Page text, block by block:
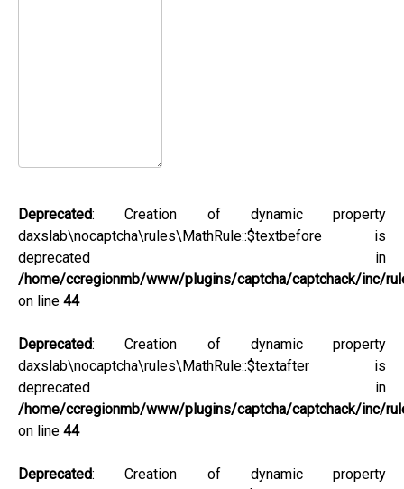
Deprecated: Creation of dynamic property
daxslab\nocaptcha\rules\MathRule::$textbefore is
deprecated in
/home/ccregionmb/www/plugins/captcha/captchack/inc/
on line 44
Deprecated: Creation of dynamic property
daxslab\nocaptcha\rules\MathRule::$textafter is
deprecated in
/home/ccregionmb/www/plugins/captcha/captchack/inc/
on line 44
Deprecated: Creation of dynamic property